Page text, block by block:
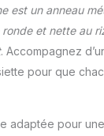
maximum
durant la
offrent une
stabilité.
est un anneau
et nette au
. Accompagnez
pour que
adaptée pour